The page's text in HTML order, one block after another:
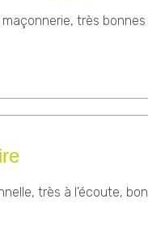
très
très à l'écoute,